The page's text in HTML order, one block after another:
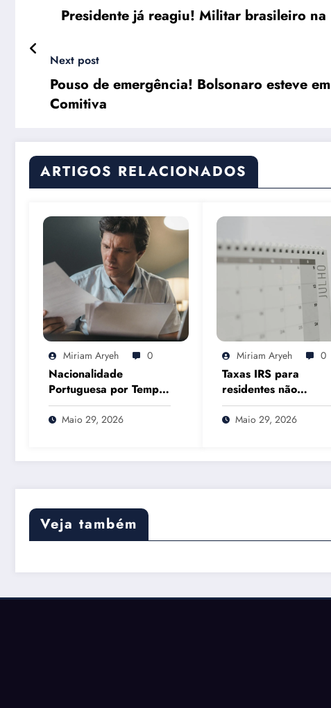
Presidente já reagiu! Militar brasileiro
Next post
Pouso de emergência! Bolsonaro esteve
Comitiva
ARTIGOS RELACIONADOS
Miriam Aryeh 0
Nacionalidade
Portuguesa por Tempo
de Residência em
2026: O Que Muda
Maio 29, 2026
Miriam Aryeh 0
Taxas IRS para
residentes não
habituais em 2026:
que muda e como o
Maio 29, 2026
Veja também